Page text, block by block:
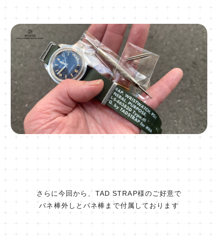
さらに今回から、TAD STRAP様のご好意で
バネ棒外しとバネ棒まで付属しております